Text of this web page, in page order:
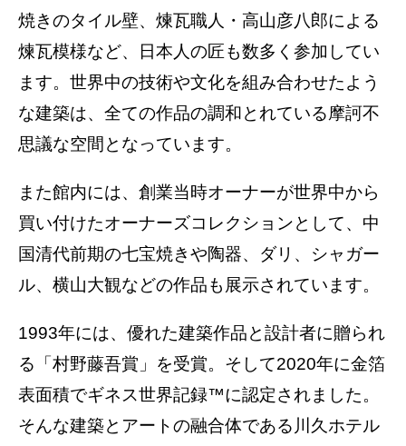
焼きのタイル壁、煉瓦職人・高山彦八郎による
煉瓦模様など、日本人の匠も数多く参加してい
ます。世界中の技術や文化を組み合わせたよう
な建築は、全ての作品の調和とれている摩訶不
思議な空間となっています。
また館内には、創業当時オーナーが世界中から
買い付けたオーナーズコレクションとして、中
国清代前期の七宝焼きや陶器、ダリ、シャガー
ル、横山大観などの作品も展示されています。
1993年には、優れた建築作品と設計者に贈られ
る「村野藤吾賞」を受賞。そして2020年に金箔
表面積でギネス世界記録™に認定されました。
そんな建築とアートの融合体である川久ホテル